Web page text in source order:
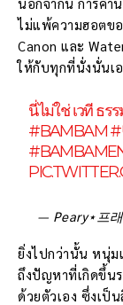
ไม่แพ้ความฮอตข
Canon และ
ให้กับทุกที่นั่งนั่นเ
นี่ไม่ใช่ เวที ธรรมด
#BAMBAM#
— Peary⋆프래
ยิ่งไปกว่านั้น หนุ่
ถึงปัญหาที่เกิดขึ้นร
ด้วยตัวเอง ซึ่งเป็